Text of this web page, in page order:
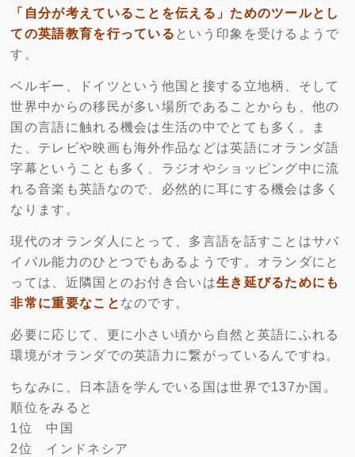
「自分が考えていることを伝える」ためのツールとし
ての英語教育を行っている という印象を受けるようで
す。
ベルギー、ドイツという他国と接する立地柄、そして
世界中からの移民が多い場所であることからも、他の
国の言語に触れる機会は生活の中でとても多く。ま
た、テレビや映画も海外作品などは英語にオランダ語
字幕ということも多く、ラジオやショッピング中に流
れる音楽も英語なので、必然的に耳にする機会は多く
なります。
現代のオランダ人にとって、多言語を話すことはサバ
イバル能力のひとつでもあるようです。オランダにと
っては、近隣国とのお付き合いは生き延びるためにも
非常に重要なこと なのです。
必要に応じて、更に小さい頃から自然と英語にふれる
環境がオランダでの英語力に繋がっているんですね。
ちなみに、日本語を学んでいる国は世界で137か国。
順位をみると
1位 中国
2位 インドネシア